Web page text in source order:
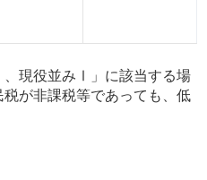
現役並みⅠ」に該当する場
が非課税等であっても、低